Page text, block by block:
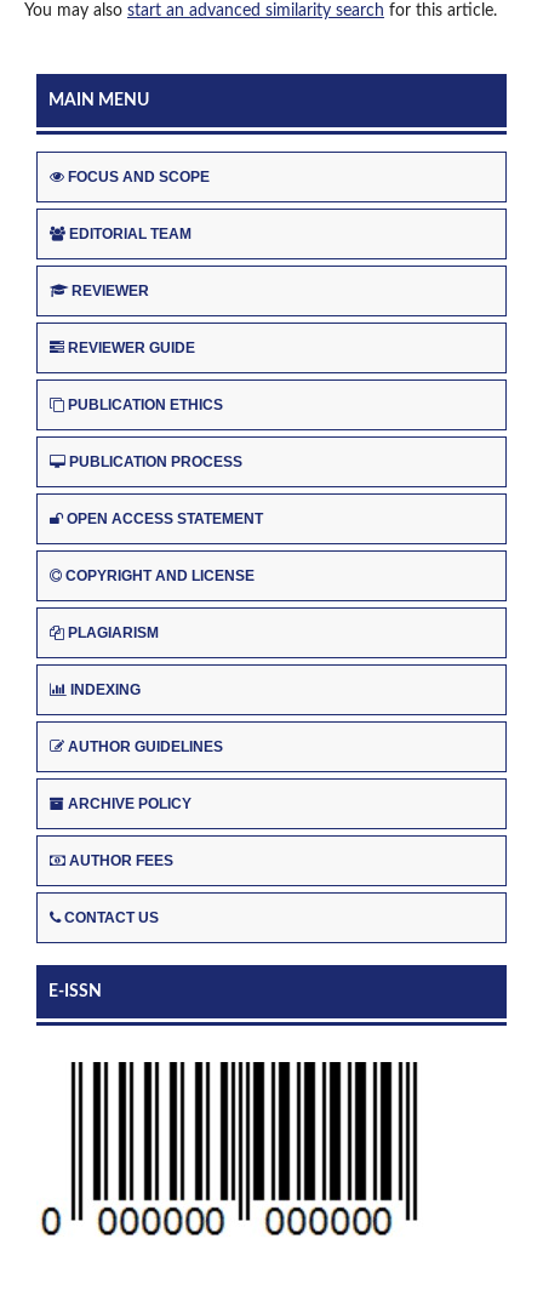
You may also start an advanced similarity search for this article.
MAIN MENU
FOCUS AND SCOPE
EDITORIAL TEAM
REVIEWER
REVIEWER GUIDE
PUBLICATION ETHICS
PUBLICATION PROCESS
OPEN ACCESS STATEMENT
COPYRIGHT AND LICENSE
PLAGIARISM
INDEXING
AUTHOR GUIDELINES
ARCHIVE POLICY
AUTHOR FEES
CONTACT US
E-ISSN